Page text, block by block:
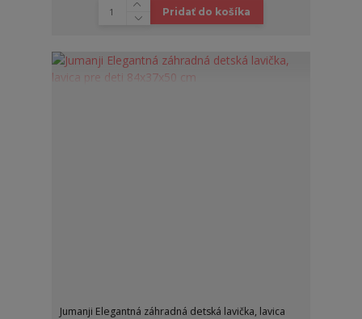
Pridať do košíka
Jumanji Elegantná záhradná detská lavička, lavica